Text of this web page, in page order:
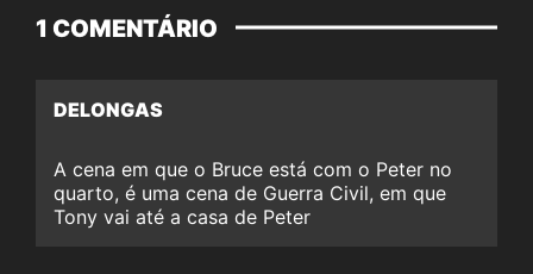
1 COMENTÁRIO
DELONGAS
A cena em que o Bruce está com o Peter no
quarto, é uma cena de Guerra Civil, em que
Tony vai até a casa de Peter